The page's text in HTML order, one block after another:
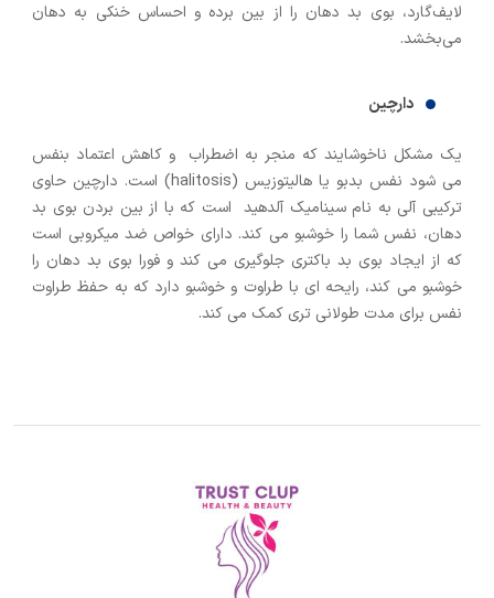
لایف‌گارد، بوی بد دهان را از بین برده و احساس خنکی به دهان
می‌بخشد.
دارچین
یک مشکل ناخوشایند که منجر به اضطراب و کاهش اعتماد بنفس
می شود نفس بدبو یا هالیتوزیس (halitosis) است. دارچین حاوی
ترکیبی آلی به نام سینامیک آلدهید است که با از بین بردن بوی بد
دهان، نفس شما را خوشبو می کند. دارای خواص ضد میکروبی است
که از ایجاد بوی بد باکتری جلوگیری می کند و فورا بوی بد دهان را
خوشبو می کند، رایحه ای با طراوت و خوشبو دارد که به حفظ طراوت
نفس برای مدت طولانی تری کمک می کند.